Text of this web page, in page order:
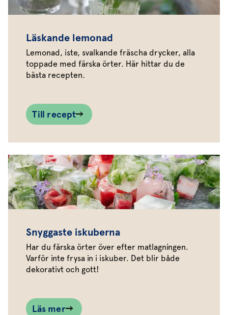
Läskande lemonad
Lemonad, iste, svalkande fräscha drycker, alla
toppade med färska örter. Här hittar du de
bästa recepten.
Till recept
Snyggaste iskuberna
Har du färska örter över efter matlagningen.
Varför inte frysa in i iskuber. Det blir både
dekorativt och gott!
Läs mer